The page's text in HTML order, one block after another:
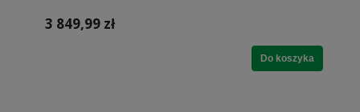
3 849,99 zł
Do koszyka